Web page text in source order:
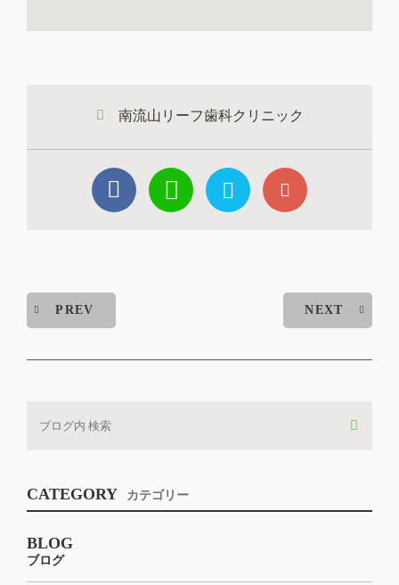
南流山リーフ歯科クリニック
PREV NEXT
CATEGORY カテゴリー
BLOG
ブログ